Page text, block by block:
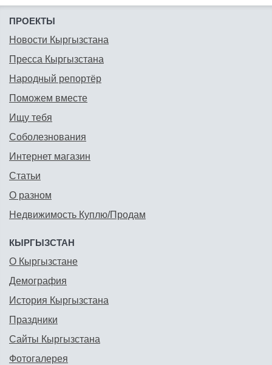
ПРОЕКТЫ
Новости Кыргызстана
Пресса Кыргызстана
Народный репортёр
Поможем вместе
Ищу тебя
Соболезнования
Интернет магазин
Статьи
О разном
Недвижимость Куплю/Продам
КЫРГЫЗСТАН
О Кыргызстане
Демография
История Кыргызстана
Праздники
Сайты Кыргызстана
Фотогалерея